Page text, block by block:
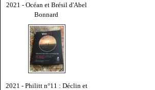
2021 - Océan et Brésil d'Abel
Bonnard
2021 - Philitt n°11 : Déclin et